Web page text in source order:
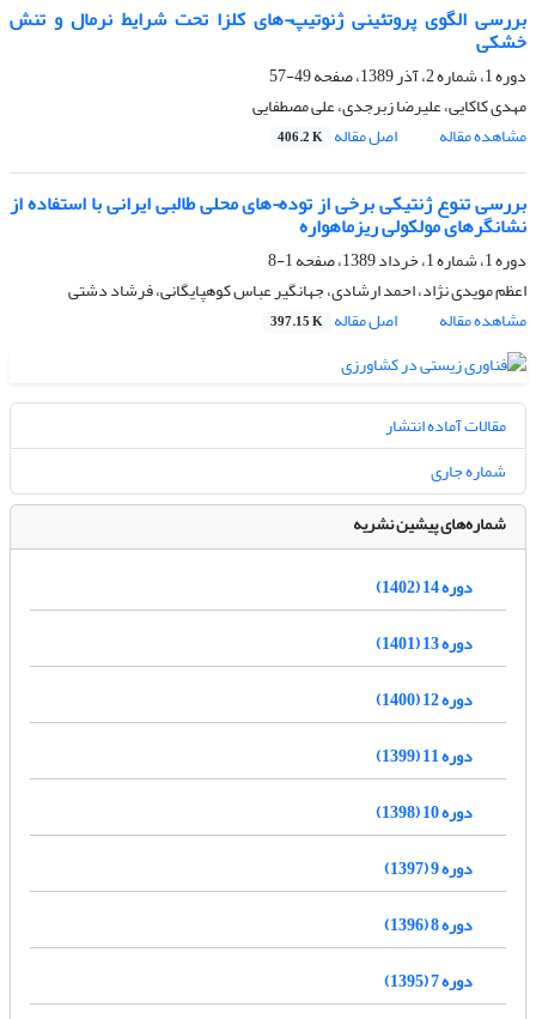
بررسی الگوی پروتئینی ژنوتیپ¬های کلزا تحت شرایط نرمال و تنش
خشکی
دوره 1، شماره 2، آذر 1389، صفحه
49-57
مهدی کاکایی، علیرضا زبرجدی، علی مصطفایی
مشاهده مقاله
اصل مقاله 406.2 K
بررسی تنوع ژنتیکی برخی از توده¬های محلی طالبی ایرانی با استفاده از
نشانگرهای مولکولی ریزماهواره
دوره 1، شماره 1، خرداد 1389، صفحه
1-8
اعظم مویدی نژاد، احمد ارشادی، جهانگیر عباس کوهپایگانی، فرشاد دشتی
مشاهده مقاله
اصل مقاله 397.15 K
مقالات آماده انتشار
شماره جاری
شماره‌های پیشین نشریه
دوره 14 (1402)
دوره 13 (1401)
دوره 12 (1400)
دوره 11 (1399)
دوره 10 (1398)
دوره 9 (1397)
دوره 8 (1396)
دوره 7 (1395)